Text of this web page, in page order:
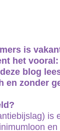
is
het
blog
en zonder
is